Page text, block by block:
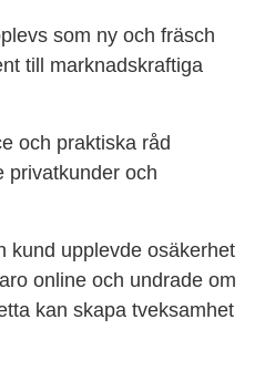
som ny och fräsch
till marknadskraftiga
och praktiska råd
privatkunder och
kund upplevde osäkerhet
online och undrade om
kan skapa tveksamhet